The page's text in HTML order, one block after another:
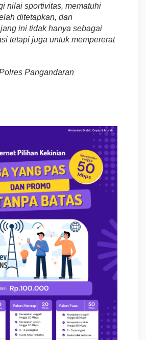
nilai sportivitas, mematuhi
ditetapkan, dan
ini tidak hanya sebagai
tetapi juga untuk mempererat
Pangandaran